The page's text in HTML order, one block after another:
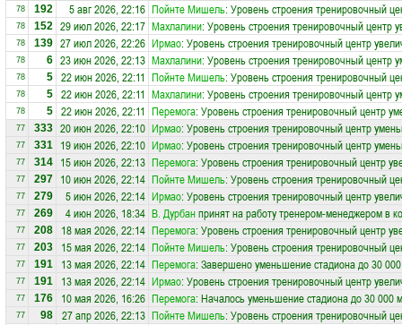
78 192 5 авг 2026, 22:16 Пойнте Мишель: Уровень строения тренировочный
78 152 29 июл 2026, 22:17 Махлалини: Уровень строения тренировочный центр
78 139 27 июл 2026, 22:26 Ирмао: Уровень строения тренировочный центр
78 6 23 июн 2026, 22:13 Махлалини: Уровень строения тренировочный центр
78 5 22 июн 2026, 22:11 Пойнте Мишель: Уровень строения тренировочный
78 5 22 июн 2026, 22:11 Махлалини: Уровень строения тренировочный центр
78 5 22 июн 2026, 22:11 Перемога: Уровень строения тренировочный центр
77 333 20 июн 2026, 22:10 Ирмао: Уровень строения тренировочный центр
77 331 19 июн 2026, 22:10 Ирмао: Уровень строения тренировочный центр
77 314 15 июн 2026, 22:13 Перемога: Уровень строения тренировочный центр
77 297 10 июн 2026, 22:14 Пойнте Мишель: Уровень строения тренировочный
77 279 5 июн 2026, 22:14 Ирмао: Уровень строения тренировочный центр
77 269 4 июн 2026, 18:34 В. Дурбанпринят на работу тренером-менеджером в
77 208 18 мая 2026, 22:14 Перемога: Уровень строения тренировочный центр
77 203 15 мая 2026, 22:14 Пойнте Мишель: Уровень строения тренировочный
77 191 13 мая 2026, 22:14 Перемога: Завершено уменьшение стадиона до 30
77 191 13 мая 2026, 22:14 Ирмао: Уровень строения тренировочный центр
77 176 10 мая 2026, 16:26 Перемога: Началось уменьшение стадиона до 30 000
77 98 27 апр 2026, 22:13 Пойнте Мишель: Уровень строения тренировочный